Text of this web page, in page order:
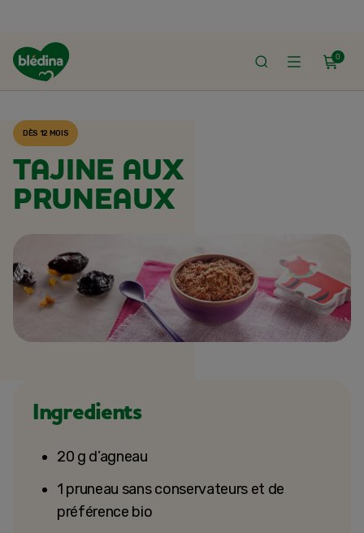
0
ACCUEIL
DÈS 12 MOIS
TAJINE AUX
PRUNEAUX
Ingredients
20 g d’agneau
1 pruneau sans conservateurs et de
préférence bio